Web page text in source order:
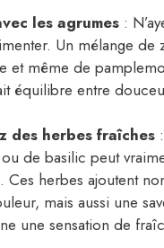
les agrumes :
Un mélange de
et même de
équilibre entre
des herbes fraîches
de basilic peut
Ces herbes ajoutent
mais aussi une
une sensation de